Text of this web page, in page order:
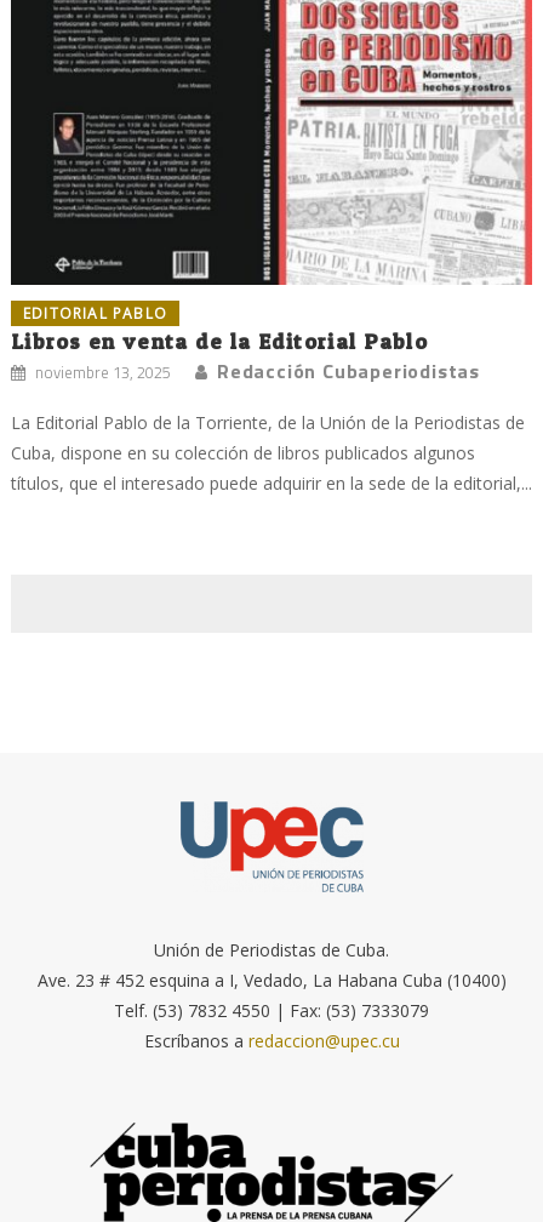
EDITORIAL PABLO
Libros en venta de la Editorial Pablo
noviembre 13, 2025 Redacción Cubaperiodistas
La Editorial Pablo de la Torriente, de la Unión de la Periodistas de
Cuba, dispone en su colección de libros publicados algunos
títulos, que el interesado puede adquirir en la sede de la editorial,...
Unión de Periodistas de Cuba.
Ave. 23 # 452 esquina a I, Vedado, La Habana Cuba (10400)
Telf. (53) 7832 4550 | Fax: (53) 7333079
Escríbanos a redaccion@upec.cu